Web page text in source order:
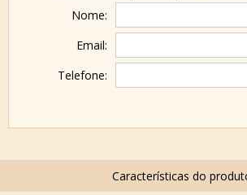
Nome:
Email:
Telefone: